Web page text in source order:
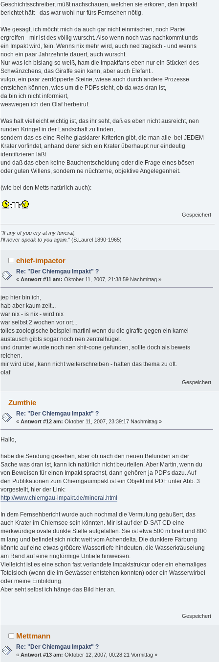
Geschichtsschreiber, müßt nachschauen, welchen sie erkoren, den Impakt
berichtet hätt - das war wohl nur fürs Fernsehen nötig.
Wie gesagt, ich möcht mich da auch gar nicht einmischen, noch Partei
ergreifen - mir ist des völlig wurscht. Also wenn noch was nachkommt unds
ein Impakt wird, fein. Wenns nix mehr wird, auch ned tragisch - und wenns
noch ein paar Jahrzehnte dauert, auch wurscht.
Nur was ich bislang so weiß, ham die Impaktfans eben nur ein Stückerl des
Schwänzchens, das Giraffe sein kann, aber auch Elefant..
vulgo, ein paar zerdöpperte Steine, wiese auch durch andere Prozesse
entstehen können, wies um die PDFs steht, ob da was dran ist,
da bin ich nicht informiert,
weswegen ich den Olaf herbeiruf.
Was halt vielleicht wichtig ist, das ihr seht, daß es eben nicht ausreicht, nen
runden Kringel in der Landschaft zu finden,
sondern das es eine Reihe glasklarer Kriterien gibt, die man alle bei JEDEM
Krater vorfindet, anhand derer sich ein Krater überhaupt nur eindeutig
identifizieren läßt
und daß das eben keine Bauchentscheidung oder die Frage eines bösen
oder guten Willens, sondern ne nüchterne, objektive Angelegenheit.
(wie bei den Metts natürlich auch):
Gespeichert
"If any of you cry at my funeral,
I'll never speak to you again."(S.Laurel 1890-1965)
chief-impactor
Re: "Der Chiemgau Impakt" ?
«Antwort #11 am: Oktober 11, 2007, 21:38:59 Nachmittag »
jep hier bin ich,
hab aber kaum zeit...
war nix - is nix - wird nix
war selbst 2 wochen vor ort...
tolles zoologische beispiel martin! wenn du die giraffe gegen ein kamel
austausch gibts sogar noch nen zentralhügel.
und drunter wurde noch nen shit-cone gefunden, sollte doch als beweis
reichen.
mir wird übel, kann nicht weiterschreiben - hatten das thema zu oft.
olaf
Gespeichert
Zumthie
Re: "Der Chiemgau Impakt" ?
«Antwort #12 am: Oktober 11, 2007, 23:39:17 Nachmittag »
Hallo,
habe die Sendung gesehen, aber ob nach den neuen Befunden an der
Sache was dran ist, kann ich natürlich nicht beurteilen. Aber Martin, wenn du
von Beweisen für einen Impakt sprachst, dann gehören ja PDF's dazu. Auf
den Publikationen zum Chiemgauimpakt ist ein Objekt mit PDF unter Abb. 3
vorgestellt, hier der Link:
http://www.chiemgau-impakt.de/mineral.html
In dem Fernsehbericht wurde auch nochmal die Vermutung geäußert, das
auch Krater im Chiemsee sein könnten. Mir ist auf der D-SAT CD eine
merkwürdige ovale dunkle Stelle aufgefallen. Sie ist etwa 500 m breit und 800
m lang und befindet sich nicht weit vom Achendelta. Die dunklere Färbung
könnte auf eine etwas größere Wassertiefe hindeuten, die Wasserkräuselung
am Rand auf eine ringförmige Untiefe hinweisen.
Vielleicht ist es eine schon fast verlandete Impaktstruktur oder ein ehemaliges
Toteisloch (wenn die im Gewässer entstehen konnten) oder ein Wasserwirbel
oder meine Einbildung.
Aber seht selbst ich hänge das Bild hier an.
Gespeichert
Mettmann
Re: "Der Chiemgau Impakt" ?
«Antwort #13 am: Oktober 12, 2007, 00:28:21 Vormittag »